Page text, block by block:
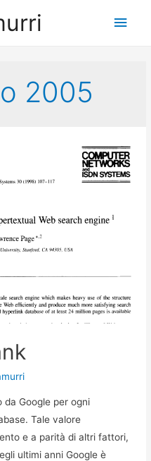
2005
da Google per ogni
Tale valore
e a parità di altri fattori,
ultimi anni Google è